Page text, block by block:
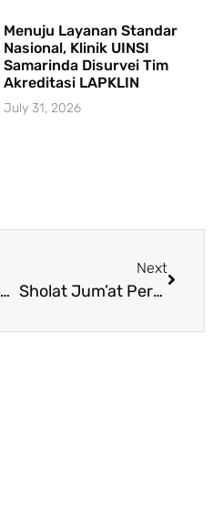
Menuju Layanan Standar
Nasional, Klinik UINSI
Samarinda Disurvei Tim
Akreditasi LAPKLIN
July 31, 2026
Ketua DWP IAIN Samarinda Hadiri Silaturahim Pengurus DWP Kaltim Terdahulu
Next
Sholat Jum’at Perdana Pasca New Normal, Masjid Sultan Aji Muhammad Sulaiman Kampus 2 IAIN Samarinda Wajibkan Jama’ah Pakai Masker